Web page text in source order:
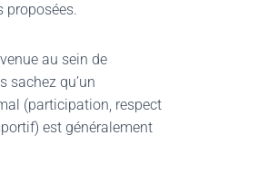
proposées.
au sein de
sachez qu’un
(participation, respect
est généralement